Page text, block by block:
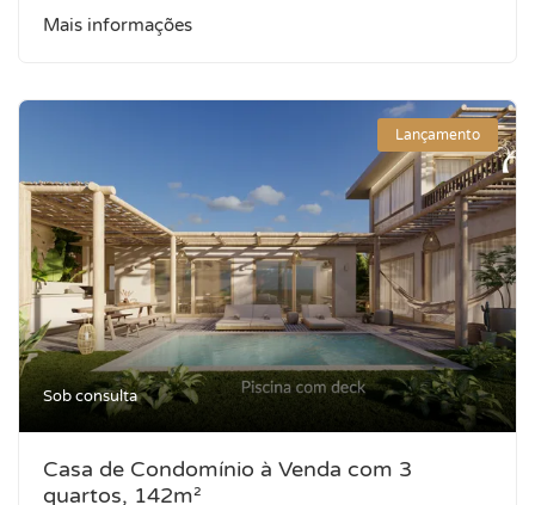
Mais informações
Lançamento
Sob consulta
Casa de Condomínio à Venda com 3
quartos, 142m²